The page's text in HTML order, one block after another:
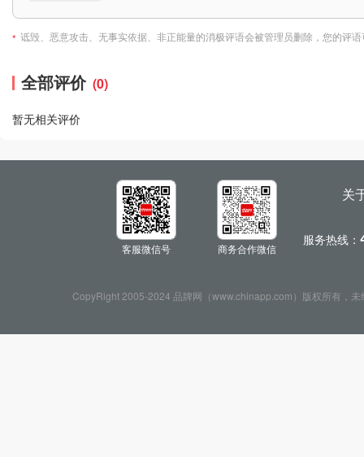
* 诋毁、恶意攻击、无事实依据、非正能量的消极评语会被管理员删除，您的评
全部评价 (0)
暂无相关评价
客服微信号 商务合作微信
关
服务热线：
CopyRight 2005-2024 品牌网（www.chinapp.com）版权所有，